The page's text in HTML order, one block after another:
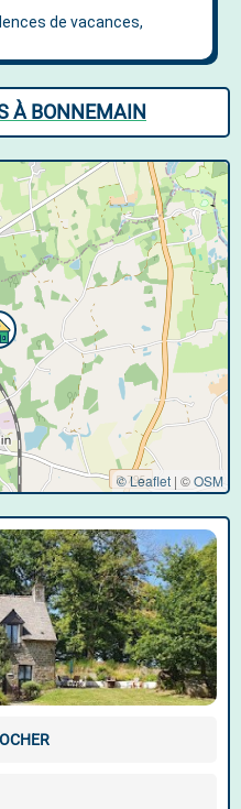
À BONNEMAIN
© Leaflet | ©OSM